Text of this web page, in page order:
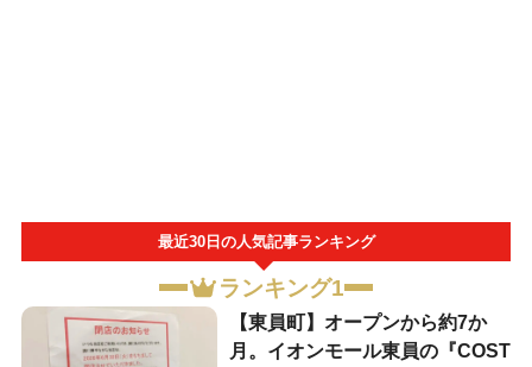
最近30日の人気記事ランキング
ランキング1
【東員町】オープンから約7か
月。イオンモール東員の『COST